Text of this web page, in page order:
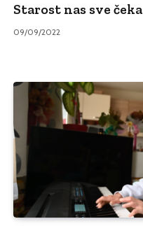
Starost nas sve čeka
09/09/2022